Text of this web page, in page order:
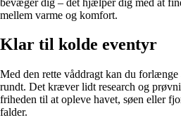
mellem varme og komfort.
Klar til kolde eventyr
Med den rette våddragt kan du
rundt. Det kræver lidt research og
friheden til at opleve havet, søen eller
falder.